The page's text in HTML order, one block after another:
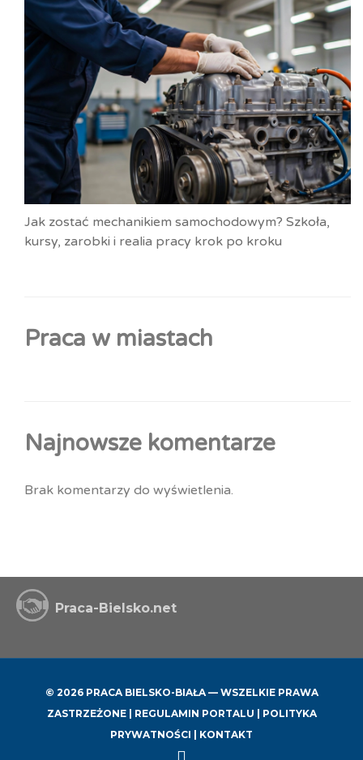
Jak zostać mechanikiem samochodowym? Szkoła,
kursy, zarobki i realia pracy krok po kroku
Praca w miastach
Najnowsze komentarze
Brak komentarzy do wyświetlenia.
Praca-Bielsko.net
© 2026 PRACA BIELSKO-BIAŁA — WSZELKIE PRAWA
ZASTRZEŻONE | REGULAMIN PORTALU
POLITYKA
PRYWATNOŚCI
KONTAKT